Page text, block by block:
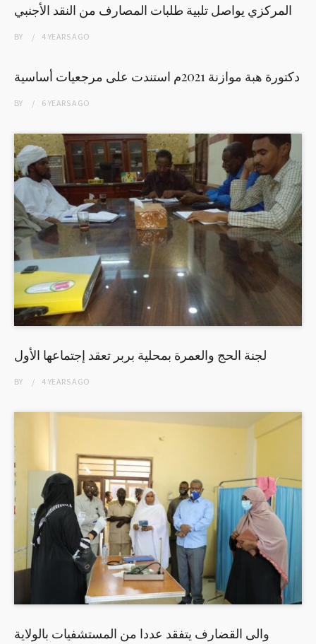
المركزي يواصل تلبية طلبات المصارف من النقد الأجنبي
BY 4 YEARSAGO
دكتورة هبة موازنة 2021م استندت على مرجعيات أساسية
BY 6 YEARSAGO
لجنة الحج والعمرة بمحلية بربر تعقد إجتماعها الأول
BY 4 YEARSAGO
والى القضارف يتفقد عددا من المستشفيات بالولاية